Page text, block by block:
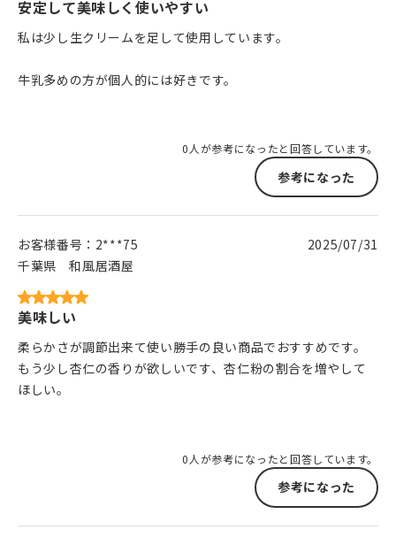
安定して美味しく使いやすい
私は少し生クリームを足して使用しています。
牛乳多めの方が個人的には好きです。
0人が参考になったと回答しています。
参考になった
お客様番号： 2***75
千葉県
和風居酒屋
2025/07/31
美味しい
柔らかさが調節出来て使い勝手の良い商品でおすすめです。
もう少し杏仁の香りが欲しいです、杏仁粉の割合を増やして
ほしい。
0人が参考になったと回答しています。
参考になった